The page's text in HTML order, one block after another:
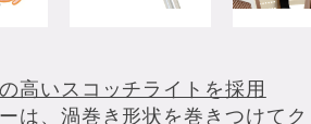
高いスコッチライトを採用
は、渦巻き形状を巻きつけて